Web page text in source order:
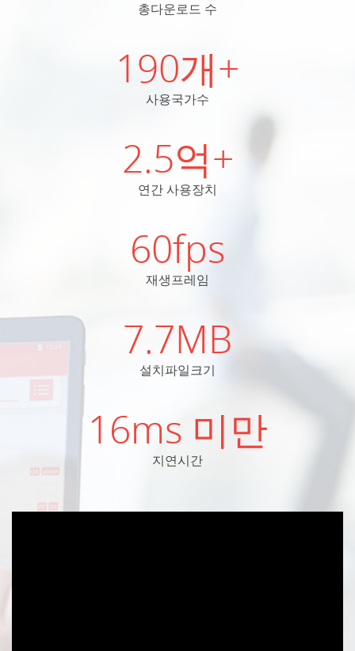
총다운로드 수
190개+
사용국가수
2.5억+
연간 사용장치
60fps
재생프레임
7.7MB
설치파일크기
16ms 미만
지연시간